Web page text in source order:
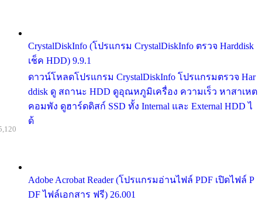
CrystalDiskInfo (โปรแกรม CrystalDiskInfo ตรวจ Harddisk
เช็ค HDD) 9.9.1
ดาวน์โหลดโปรแกรม CrystalDiskInfo โปรแกรมตรวจ Har
ddisk ดู สถานะ HDD ดูอุณหภูมิเครื่อง ความเร็ว หาสาเหต
คอมพัง ดูฮาร์ดดิสก์ SSD ทั้ง Internal และ External HDD ไ
ด้
Adobe Acrobat Reader (โปรแกรมอ่านไฟล์ PDF เปิดไฟล์ P
DF ไฟล์เอกสาร ฟรี) 26.001